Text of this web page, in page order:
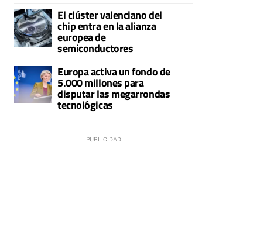
El clúster valenciano del
chip entra en la alianza
europea de
semiconductores
Europa activa un fondo de
5.000 millones para
disputar las megarrondas
tecnológicas